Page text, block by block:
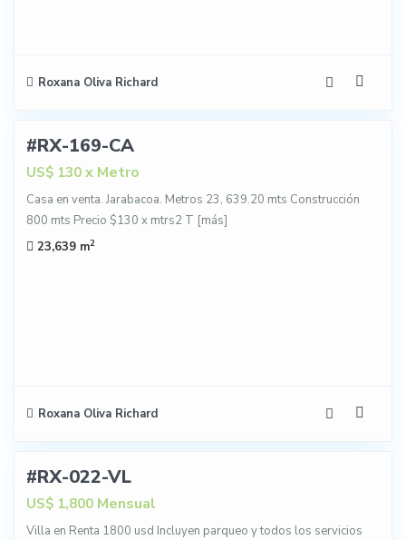
Roxana Oliva Richard
#RX-169-CA
US$ 130 x Metro
Casa en venta. Jarabacoa. Metros 23, 639.20 mts Construcción
800 mts Precio $130 x mtrs2 T [más]
23,639 m2
Roxana Oliva Richard
#RX-022-VL
US$ 1,800 Mensual
Villa en Renta 1800 usd Incluyen parqueo y todos los servicios